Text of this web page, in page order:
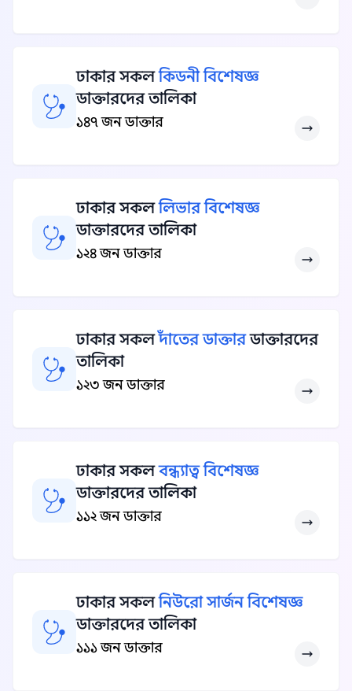
ঢাকার সকলকিডনী বিশেষজ্ঞ
ডাক্তারদের তালিকা
১৪৭ জন ডাক্তার
ঢাকার সকললিভার বিশেষজ্ঞ
ডাক্তারদের তালিকা
১২৪ জন ডাক্তার
ঢাকার সকলদাঁতের ডাক্তারডাক্তারদের
তালিকা
১২৩ জন ডাক্তার
ঢাকার সকলবন্ধ্যাত্ব বিশেষজ্ঞ
ডাক্তারদের তালিকা
১১২ জন ডাক্তার
ঢাকার সকলনিউরো সার্জন বিশেষজ্ঞ
ডাক্তারদের তালিকা
১১১ জন ডাক্তার